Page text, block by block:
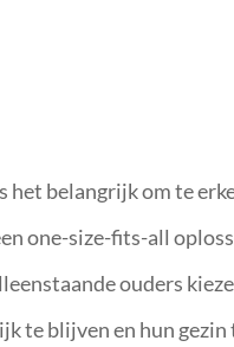
het belangrijk om te
one-size-fits-all
ouders
te blijven en hun